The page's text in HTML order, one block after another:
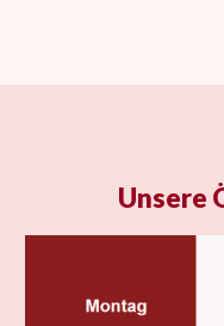
Unsere